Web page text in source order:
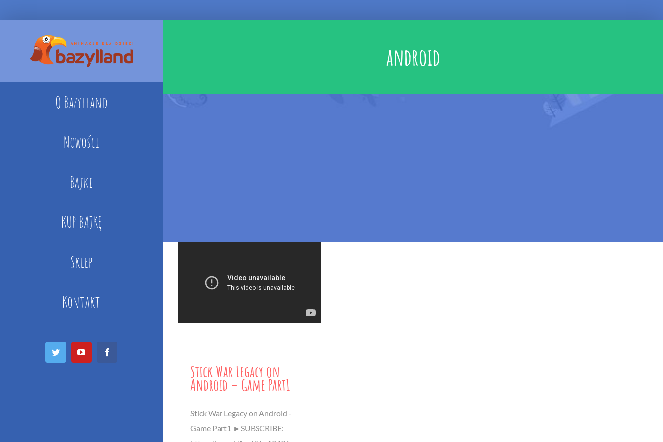
O Bazylland
Nowości
Bajki
KUP BAJKĘ
Sklep
Kontakt
Twitter YouTube
android
Stick War Legacy on
Android – Game Part1
Stick War Legacy on Android -
Game Part1 ►SUBSCRIBE: